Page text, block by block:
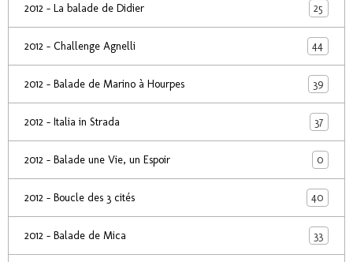
2012 - La balade de Didier 25
2012 - Challenge Agnelli 44
2012 - Balade de Marino à Hourpes 39
2012 - Italia in Strada 37
2012 - Balade une Vie, un Espoir 0
2012 - Boucle des 3 cités 40
2012 - Balade de Mica 33